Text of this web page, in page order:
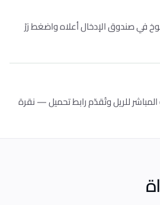
في صندوق الإدخال أعلاه واضغط زرّ
المباشر للريل وتُقدّم رابط تحميل — نقرة